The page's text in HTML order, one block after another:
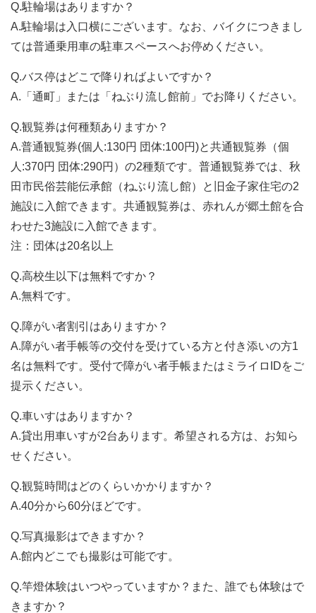
Q.駐輪場はありますか？
A.駐輪場は入口横にございます。なお、バイクにつきまし
ては普通乗用車の駐車スペースへお停めください。
Q.バス停はどこで降りればよいですか？
A.「通町」または「ねぶり流し館前」でお降りください。
Q.観覧券は何種類ありますか？
A.普通観覧券(個人:130円 団体:100円)と共通観覧券（個
人:370円 団体:290円）の2種類です。普通観覧券では、秋
田市民俗芸能伝承館（ねぶり流し館）と旧金子家住宅の2
施設に入館できます。共通観覧券は、赤れんが郷土館を合
わせた3施設に入館できます。
注：団体は20名以上
Q.高校生以下は無料ですか？
A.無料です。
Q.障がい者割引はありますか？
A.障がい者手帳等の交付を受けている方と付き添いの方1
名は無料です。受付で障がい者手帳またはミライロIDをご
提示ください。
Q.車いすはありますか？
A.貸出用車いすが2台あります。希望される方は、お知ら
せください。
Q.観覧時間はどのくらいかかりますか？
A.40分から60分ほどです。
Q.写真撮影はできますか？
A.館内どこでも撮影は可能です。
Q.竿燈体験はいつやっていますか？また、誰でも体験はで
きますか？